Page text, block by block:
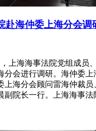
赴海仲委上海分会调
，上海海事法院党组成员
分会进行调研。海仲委上
上海分会顾问雷海仲裁员
副院长一行。上海海事法